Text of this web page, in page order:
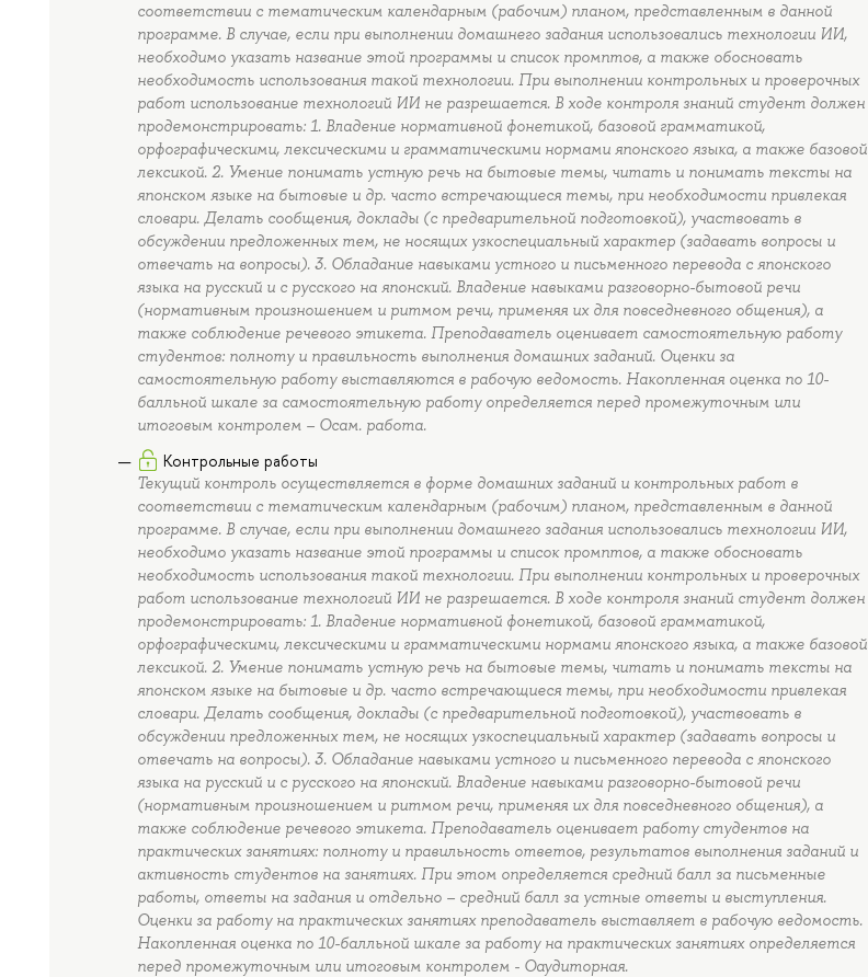
соответствии с тематическим календарным (рабочим) планом, представленным в данной
программе. В случае, если при выполнении домашнего задания использовались технологии ИИ,
необходимо указать название этой программы и список промптов, а также обосновать
необходимость использования такой технологии. При выполнении контрольных и проверочных
работ использование технологий ИИ не разрешается. В ходе контроля знаний студент должен
продемонстрировать: 1. Владение нормативной фонетикой, базовой грамматикой,
орфографическими, лексическими и грамматическими нормами японского языка, а также базовой
лексикой. 2. Умение понимать устную речь на бытовые темы, читать и понимать тексты на
японском языке на бытовые и др. часто встречающиеся темы, при необходимости привлекая
словари. Делать сообщения, доклады (с предварительной подготовкой), участвовать в
обсуждении предложенных тем, не носящих узкоспециальный характер (задавать вопросы и
отвечать на вопросы). 3. Обладание навыками устного и письменного перевода с японского
языка на русский и с русского на японский. Владение навыками разговорно-бытовой речи
(нормативным произношением и ритмом речи, применяя их для повседневного общения), а
также соблюдение речевого этикета. Преподаватель оценивает самостоятельную работу
студентов: полноту и правильность выполнения домашних заданий. Оценки за
самостоятельную работу выставляются в рабочую ведомость. Накопленная оценка по 10-
балльной шкале за самостоятельную работу определяется перед промежуточным или
итоговым контролем – Осам. работа.
Контрольные работы
Текущий контроль осуществляется в форме домашних заданий и контрольных работ в
соответствии с тематическим календарным (рабочим) планом, представленным в данной
программе. В случае, если при выполнении домашнего задания использовались технологии ИИ,
необходимо указать название этой программы и список промптов, а также обосновать
необходимость использования такой технологии. При выполнении контрольных и проверочных
работ использование технологий ИИ не разрешается. В ходе контроля знаний студент должен
продемонстрировать: 1. Владение нормативной фонетикой, базовой грамматикой,
орфографическими, лексическими и грамматическими нормами японского языка, а также базовой
лексикой. 2. Умение понимать устную речь на бытовые темы, читать и понимать тексты на
японском языке на бытовые и др. часто встречающиеся темы, при необходимости привлекая
словари. Делать сообщения, доклады (с предварительной подготовкой), участвовать в
обсуждении предложенных тем, не носящих узкоспециальный характер (задавать вопросы и
отвечать на вопросы). 3. Обладание навыками устного и письменного перевода с японского
языка на русский и с русского на японский. Владение навыками разговорно-бытовой речи
(нормативным произношением и ритмом речи, применяя их для повседневного общения), а
также соблюдение речевого этикета. Преподаватель оценивает работу студентов на
практических занятиях: полноту и правильность ответов, результатов выполнения заданий и
активность студентов на занятиях. При этом определяется средний балл за письменные
работы, ответы на задания и отдельно – средний балл за устные ответы и выступления.
Оценки за работу на практических занятиях преподаватель выставляет в рабочую ведомость.
Накопленная оценка по 10-балльной шкале за работу на практических занятиях определяется
перед промежуточным или итоговым контролем - Оаудиторная.